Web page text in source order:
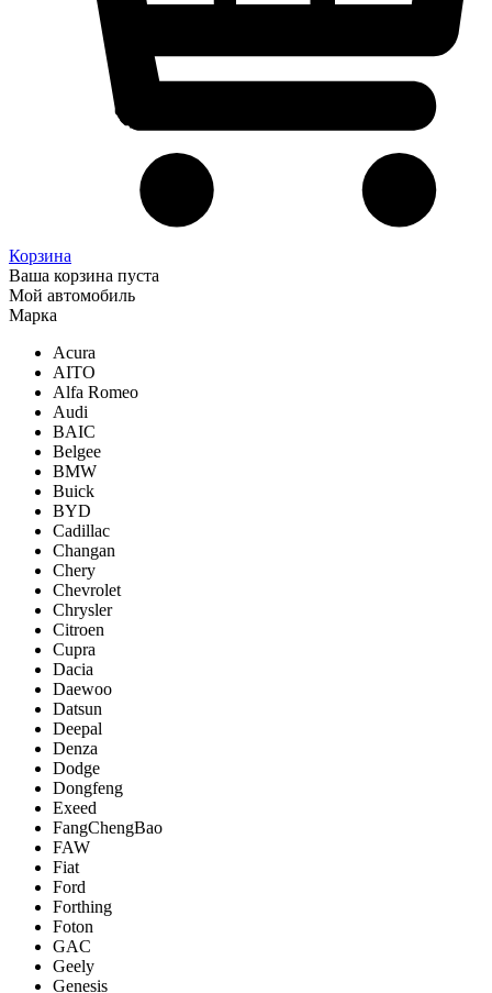
Корзина
Ваша корзина пуста
Мой автомобиль
Марка
Acura
AITO
Alfa Romeo
Audi
BAIC
Belgee
BMW
Buick
BYD
Cadillac
Changan
Chery
Chevrolet
Chrysler
Citroen
Cupra
Dacia
Daewoo
Datsun
Deepal
Denza
Dodge
Dongfeng
Exeed
FangChengBao
FAW
Fiat
Ford
Forthing
Foton
GAC
Geely
Genesis